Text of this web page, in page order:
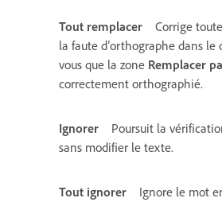
Tout remplacer
Corrige
la faute d’orthographe dans le
vous que la zone Remplacer
correctement orthographié.
Ignorer
Poursuit la
sans modifier le texte.
Tout ignorer
Ignore le mot